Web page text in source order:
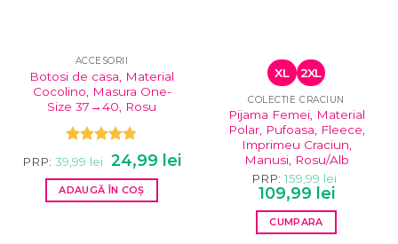
ACCESORII
Botosi de casa, Material
Cocolino, Masura One-
Size 37→40, Rosu
Evaluat la
4.75din 5
PRP: 39,99 lei Prețul
inițial
a
fost:
39,99 lei.
24,99 leiPrețul
curent
ADAUGĂ ÎN COȘ
XL 2XL
COLECTIE CRACIUN
Pijama Femei, Material
Polar, Pufoasa, Fleece,
Imprimeu Craciun,
Manusi, Rosu/Alb
PRP: 159,99 lei
Prețul
inițial
a
fost:
159,99 lei.
109,99 leiPrețul
curent
este:
CUMPARA